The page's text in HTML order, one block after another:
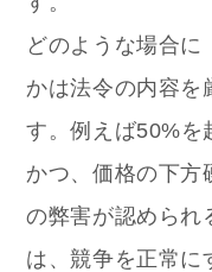
どのような場合に
かは法令の内容を
す。例えば50%を
かつ、価格の下方
の弊害が認められ
は、競争を正常に